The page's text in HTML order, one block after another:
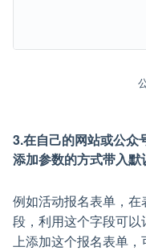
3.在自己的网站或公众
添加参数的方式带入默
例如活动报名表单，
段，利用这个字段可
上添加这个报名表单，